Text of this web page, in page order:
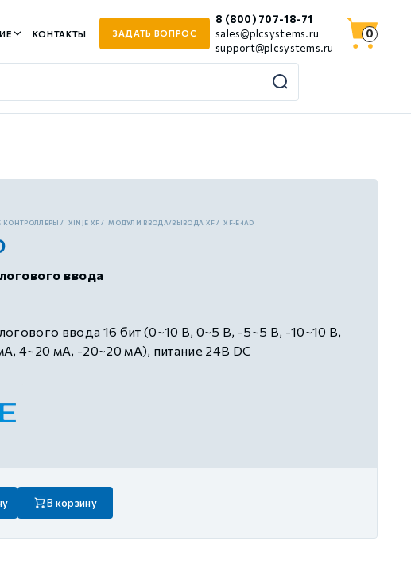
КОНТАКТЫ ЗАДАТЬ ВОПРОС
8 (800) 707-18-71
sales@plcsystems.ru
support@plcsystems.ru
0
XINJE XF МОДУЛИ ВВОДА/ВЫВОДА XF XF-E4AD
ввода
ввода 16 бит (0~10 В, 0~5 В, -5~5 В, -10~10 В,
4~20 мА, -20~20 мА), питание 24В DC
В корзину